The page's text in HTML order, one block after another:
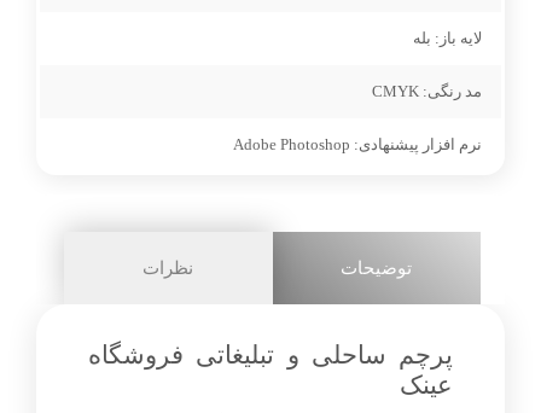
لایه باز: بله
مد رنگی: CMYK
نرم افزار پیشنهادی:
توضیحات نظرات
پرچم ساحلی و تبلیغاتی فروشگاه
عینک